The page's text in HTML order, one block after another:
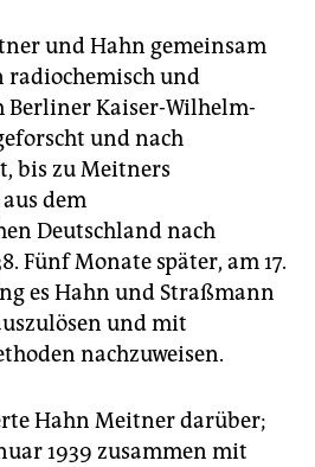
und Hahn gemeinsam
und
Berliner Kaiser-Wilhelm-
und nach
bis zu Meitners
dem
Deutschland nach
Fünf Monate später, am 17.
es Hahn und Straßmann
und mit
nachzuweisen.
Hahn Meitner darüber;
1939 zusammen mit